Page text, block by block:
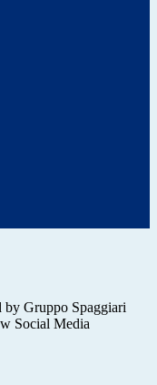
by Gruppo Spaggiari
Social Media